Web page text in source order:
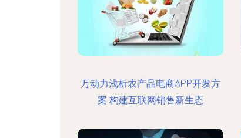
万动力浅析农产品电商APP开发方
案 构建互联网销售新生态